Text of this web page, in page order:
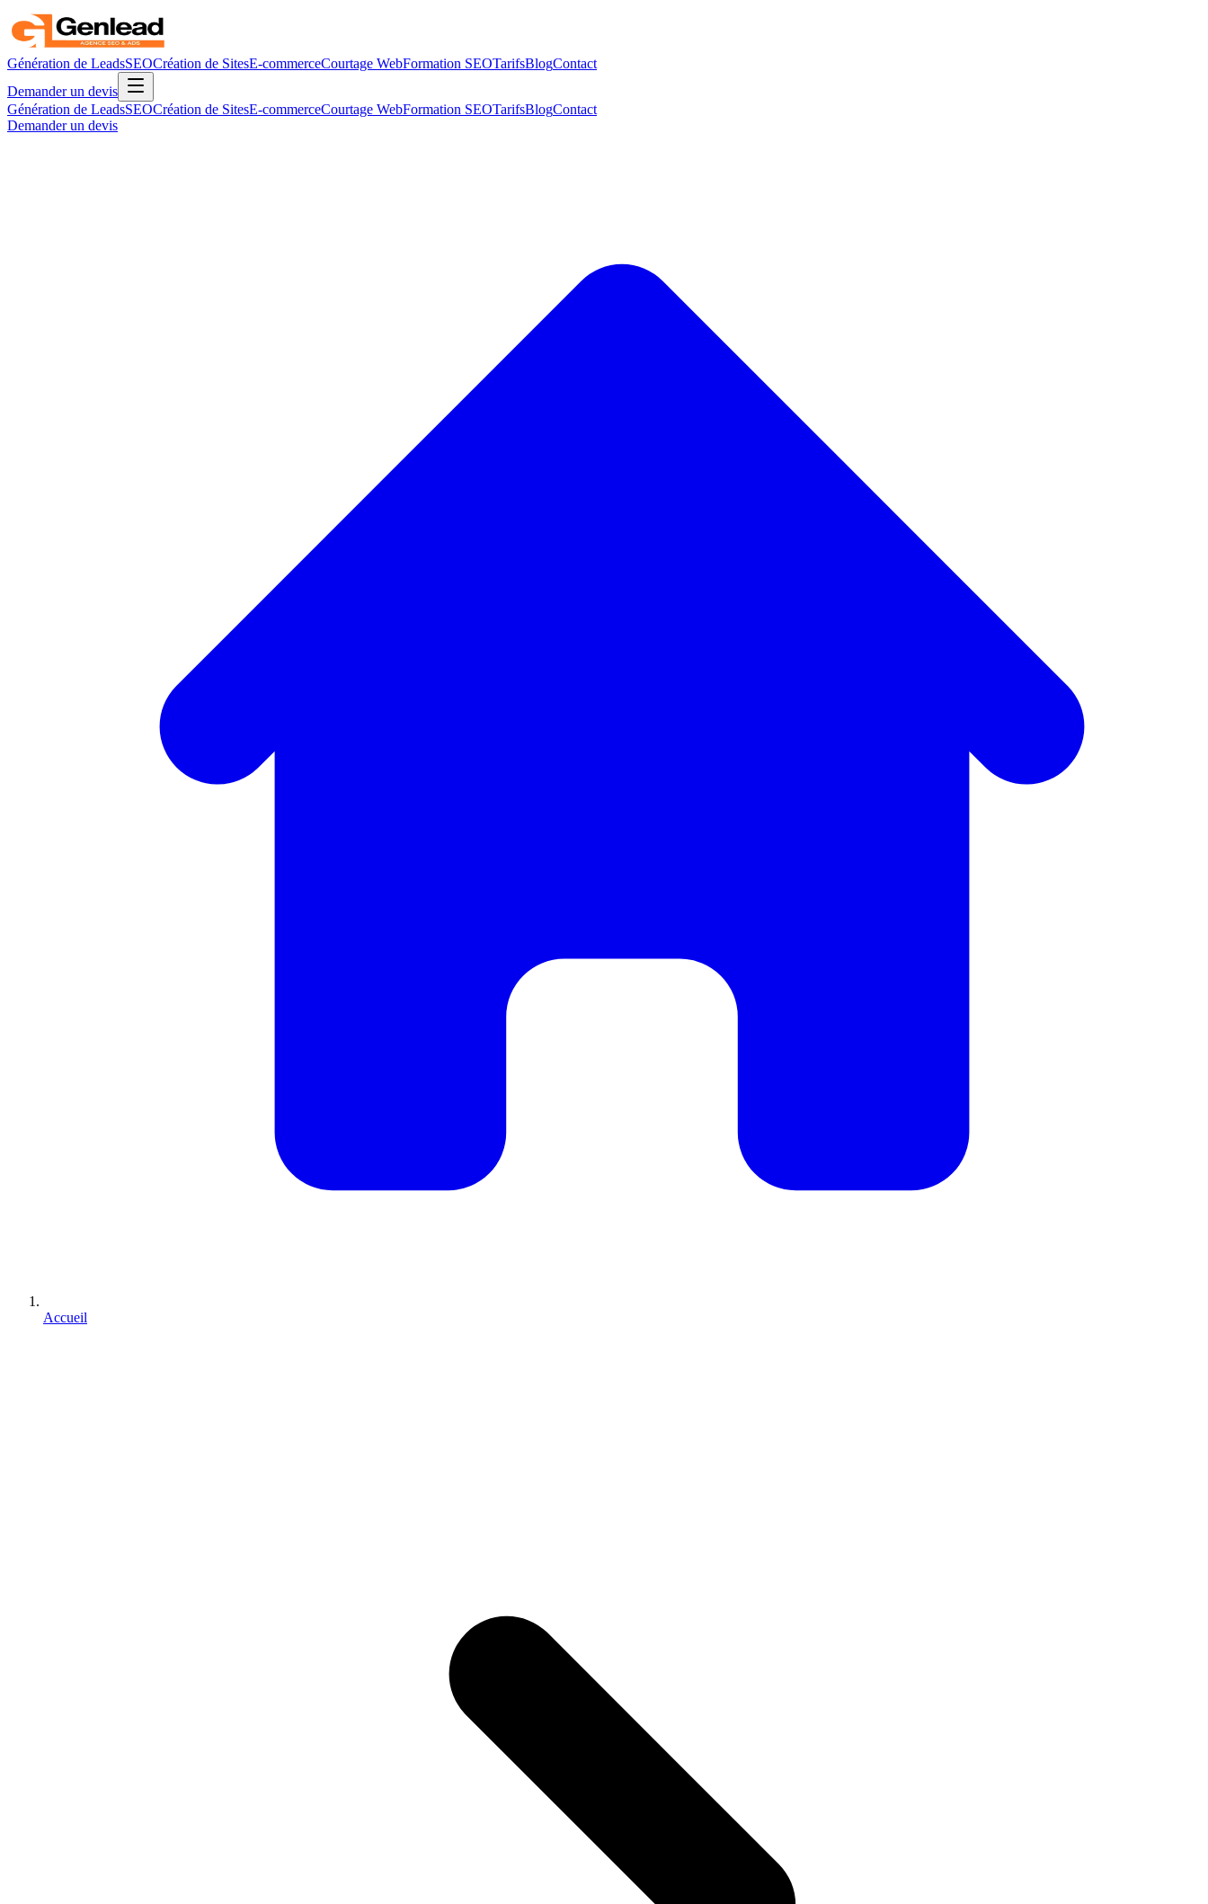
Génération de LeadsSEOCréation de SitesE-commerceCourtage WebFormation SEOTarifsBlogContact
Demander un devis
Génération de LeadsSEOCréation de SitesE-commerceCourtage WebFormation SEOTarifsBlogContact
Demander un devis
Accueil